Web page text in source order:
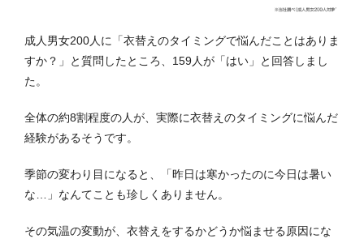
成人男女200人に「衣替えのタイミングで悩んだことはありま
すか？」と質問したところ、159人が「はい」と回答しまし
た。
全体の約8割程度の人が、実際に衣替えのタイミングに悩んだ
経験があるそうです。
季節の変わり目になると、「昨日は寒かったのに今日は暑い
な…」なんてことも珍しくありません。
その気温の変動が、衣替えをするかどうか悩ませる原因にな